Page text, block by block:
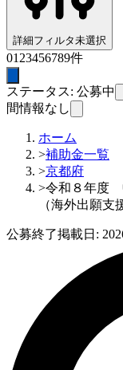
詳細フィルタ未選択
01 23456789件
ステータス: 公募中
間情報なし
ホーム
>補助金一覧
>京都府
>令和８年度
（海外出願支
公募終了掲載日: